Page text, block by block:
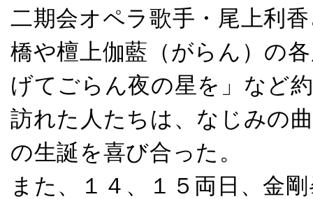
二期会オペラ歌手・尾上利
橋や檀上伽藍（がらん）の
げてごらん夜の星を」など
訪れた人たちは、なじみの
の生誕を喜び合った。
また、１４、１５両日、金